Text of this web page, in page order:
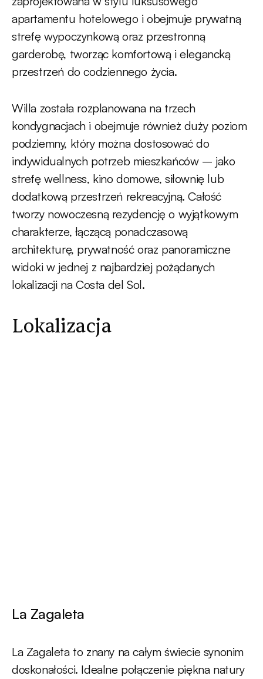
apartamentu hotelowego i obejmuje prywatną
strefę wypoczynkową oraz przestronną
garderobę, tworząc komfortową i elegancką
przestrzeń do codziennego życia.
Willa została rozplanowana na trzech
kondygnacjach i obejmuje również duży poziom
podziemny, który można dostosować do
indywidualnych potrzeb mieszkańców – jako
strefę wellness, kino domowe, siłownię lub
dodatkową przestrzeń rekreacyjną. Całość
tworzy nowoczesną rezydencję o wyjątkowym
charakterze, łączącą ponadczasową
architekturę, prywatność oraz panoramiczne
widoki w jednej z najbardziej pożądanych
lokalizacji na Costa del Sol.
Lokalizacja
La Zagaleta
La Zagaleta to znany na całym świecie synonim
doskonałości. Idealne połączenie piękna natury